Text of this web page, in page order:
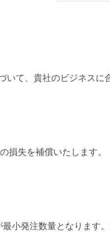
て、貴社のビジネスに
損失を補償いたします。
小発注数量となります。